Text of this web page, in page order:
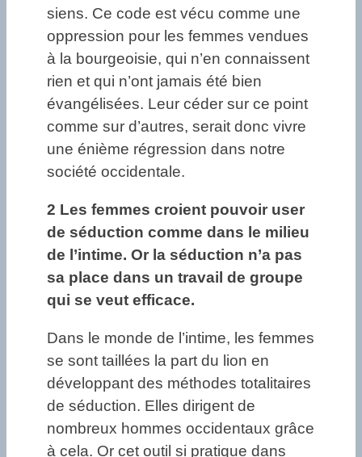
siens. Ce code est vécu comme une
oppression pour les femmes vendues
à la bourgeoisie, qui n’en connaissent
rien et qui n’ont jamais été bien
évangélisées. Leur céder sur ce point
comme sur d’autres, serait donc vivre
une énième régression dans notre
société occidentale.
2 Les femmes croient pouvoir user
de séduction comme dans le milieu
de l’intime. Or la séduction n’a pas
sa place dans un travail de groupe
qui se veut efficace.
Dans le monde de l’intime, les femmes
se sont taillées la part du lion en
développant des méthodes totalitaires
de séduction. Elles dirigent de
nombreux hommes occidentaux grâce
à cela. Or cet outil si pratique dans